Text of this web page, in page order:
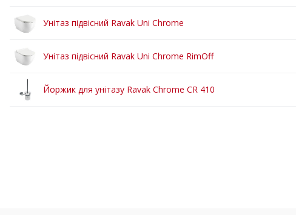
Унітаз підвісний Ravak Uni Chrome
Унітаз підвісний Ravak Uni Chrome RimOff
Йоржик для унітазу Ravak Chrome CR 410